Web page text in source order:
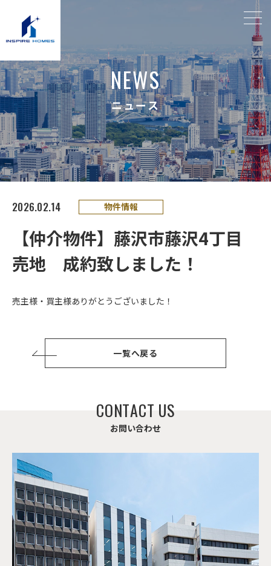
NEWS
ニュース
2026.02.14 物件情報
【仲介物件】藤沢市藤沢4丁目
売地 成約致しました！
売主様・買主様ありがとうございました！
一覧へ戻る
CONTACT US
お問い合わせ